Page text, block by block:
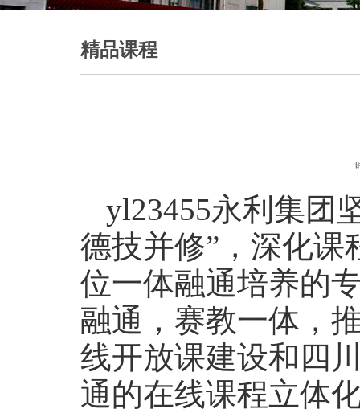
精品课程
yl23455永利集团
德技并修”，深化课
位一体融通培养的
融通，赛教一体，
线开放课建设和四
通的在线课程立体